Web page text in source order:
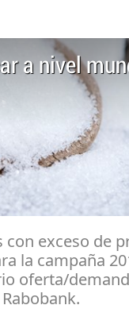
a nivel
con exceso de
la campaña
oferta/